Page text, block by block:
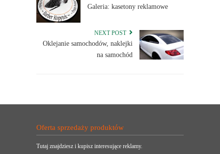
Galeria: kasetony reklamowe
NEXT POST
Oklejanie samochodów, naklejki
na samochód
Oferta sprzedaży produktów
Tutaj znajdziesz i kupisz interesujące reklamy.